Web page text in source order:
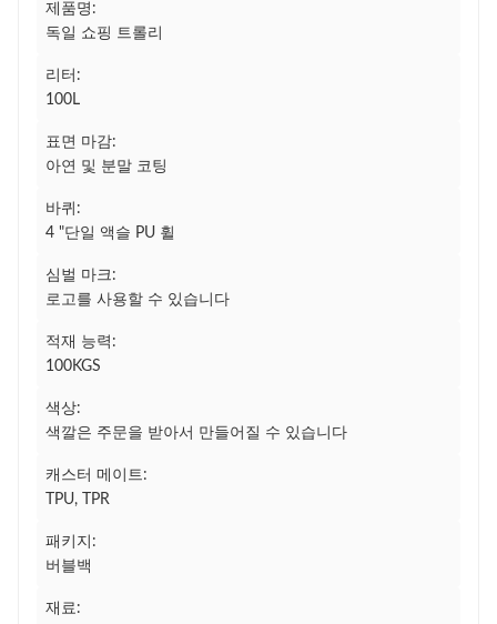
제품명:
독일 쇼핑 트롤리
리터:
100L
표면 마감:
아연 및 분말 코팅
바퀴:
4 "단일 액슬 PU 휠
심벌 마크:
로고를 사용할 수 있습니다
적재 능력:
100KGS
색상:
색깔은 주문을 받아서 만들어질 수 있습니다
캐스터 메이트:
TPU, TPR
패키지:
버블백
재료: